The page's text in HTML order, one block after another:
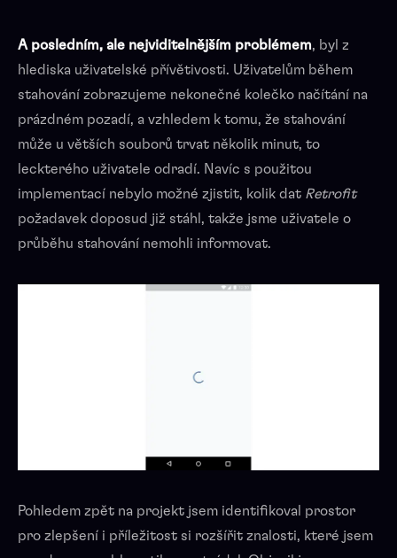
A posledním, ale nejviditelnějším problémem, byl z
hlediska uživatelské přívětivosti. Uživatelům během
stahování zobrazujeme nekonečné kolečko načítání na
prázdném pozadí, a vzhledem k tomu, že stahování
může u větších souborů trvat několik minut, to
leckterého uživatele odradí. Navíc s použitou
implementací nebylo možné zjistit, kolik dat Retrofit
požadavek doposud již stáhl, takže jsme uživatele o
průběhu stahování nemohli informovat.
Pohledem zpět na projekt jsem identifikoval prostor
pro zlepšení i příležitost si rozšířit znalosti, které jsem